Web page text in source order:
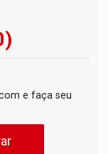
e faça seu